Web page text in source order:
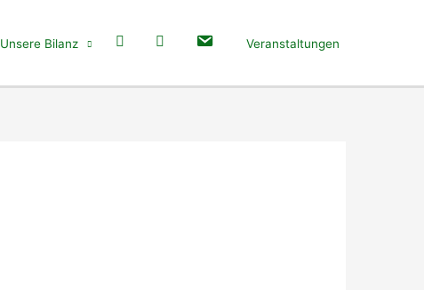
Unsere Bilanz Veranstaltungen